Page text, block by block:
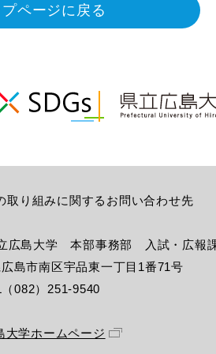
プページに戻る
取り組みに関するお問い合わせ先
広島大学 本部事務部 入試・広報
島市南区宇品東一丁目1番71号
082）251-9540
大学ホームページ